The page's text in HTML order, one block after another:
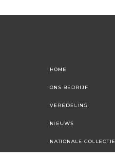
HOME
ONS BEDRIJF
VEREDELING
NIEUWS
NATIONALE COLLECTIE